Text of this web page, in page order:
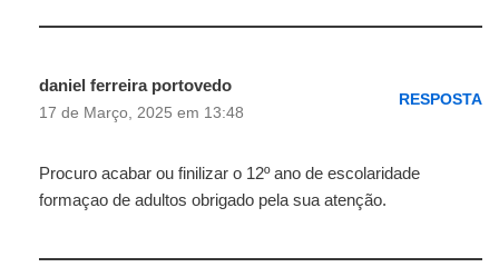
daniel ferreira portovedo
17 de Março, 2025 em 13:48
RESPOSTA
Procuro acabar ou finilizar o 12º ano de escolaridade
formaçao de adultos obrigado pela sua atenção.